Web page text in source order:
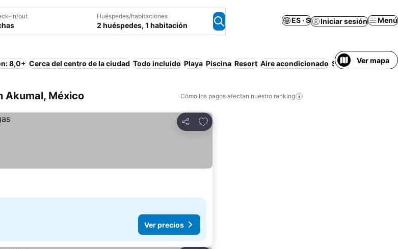
in/out Huéspedes/habitaciones
2 huéspedes, 1 habitación
ES · $ Iniciar sesión Menú
8,0+ Cerca del centro de la ciudad Todo incluido Playa Piscina Resort Aire acondicionado Solo adultos
Ver mapa
Akumal, México Cómo los pagos afectan nuestro ranking
Compartir
Agregar a favoritos
Ver precios